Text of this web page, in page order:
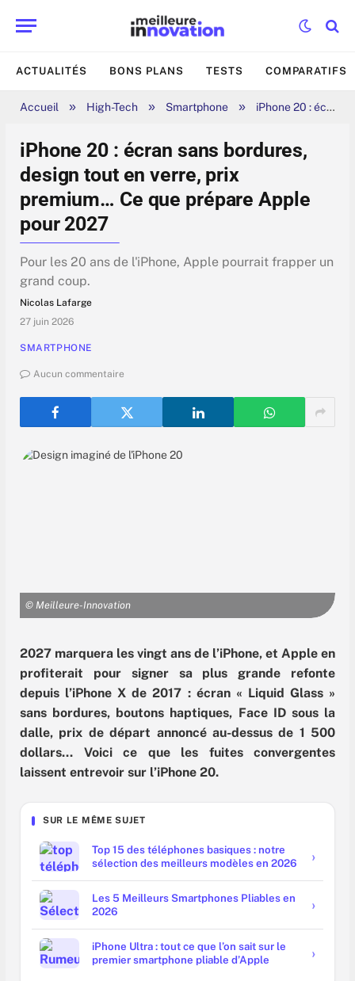
ACTUALITÉS BONS PLANS TESTS COMPARATIFS
Accueil » High-Tech » Smartphone » iPhone 20 : écran sans bordures, design tout en verre, prix premium… Ce que prépare Apple pour 2027
iPhone 20 : écran sans bordures,
design tout en verre, prix
premium… Ce que prépare Apple
pour 2027
Pour les 20 ans de l'iPhone, Apple pourrait frapper un
grand coup.
Nicolas Lafarge
27 juin 2026
SMARTPHONE
Aucun commentaire
© Meilleure-Innovation
2027 marquera les vingt ans de l’iPhone, et Apple en
profiterait pour signer sa plus grande refonte
depuis l’iPhone X de 2017 : écran « Liquid Glass »
sans bordures, boutons haptiques, Face ID sous la
dalle, prix de départ annoncé au-dessus de 1 500
dollars… Voici ce que les fuites convergentes
laissent entrevoir sur l’iPhone 20.
SUR LE MÊME SUJET
Top 15 des téléphones basiques : notre
sélection des meilleurs modèles en 2026
Les 5 Meilleurs Smartphones Pliables en
2026
iPhone Ultra : tout ce que l’on sait sur le
premier smartphone pliable d’Apple